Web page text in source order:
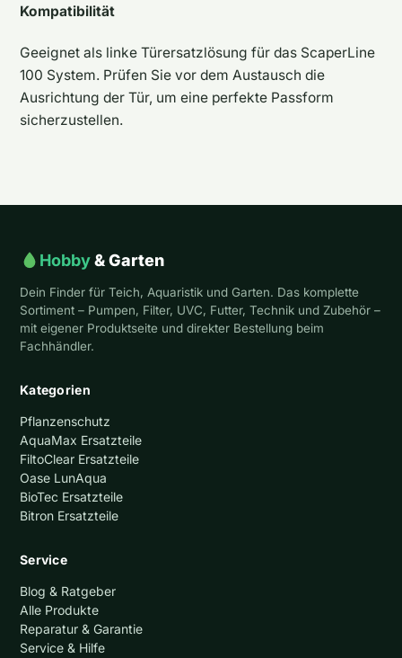
Kompatibilität
Geeignet als linke Türersatzlösung für das ScaperLine
100 System. Prüfen Sie vor dem Austausch die
Ausrichtung der Tür, um eine perfekte Passform
sicherzustellen.
Hobby& Garten
Dein Finder für Teich, Aquaristik und Garten. Das komplette
Sortiment – Pumpen, Filter, UVC, Futter, Technik und Zubehör –
mit eigener Produktseite und direkter Bestellung beim
Fachhändler.
Kategorien
Pflanzenschutz
AquaMax Ersatzteile
FiltoClear Ersatzteile
Oase LunAqua
BioTec Ersatzteile
Bitron Ersatzteile
Service
Blog & Ratgeber
Alle Produkte
Reparatur & Garantie
Service & Hilfe